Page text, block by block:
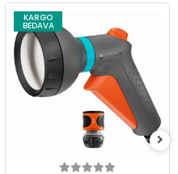
KARGO
BEDAVA